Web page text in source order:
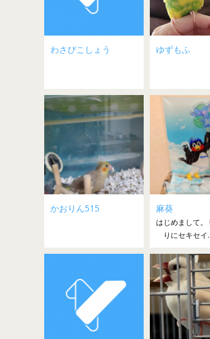
わさびこしょう ゆずもふ
かおりん515 麻葵
はじめまして。
りにセキセイ